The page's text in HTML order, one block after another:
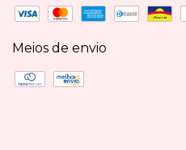
Meios de envio